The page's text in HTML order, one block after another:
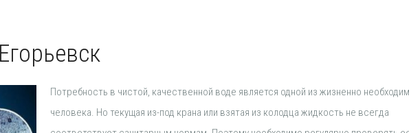
Потребность в чистой, качественной воде является одной из жизненно
человека. Но текущая из-под крана или взятая из колодца жидкость не всегда